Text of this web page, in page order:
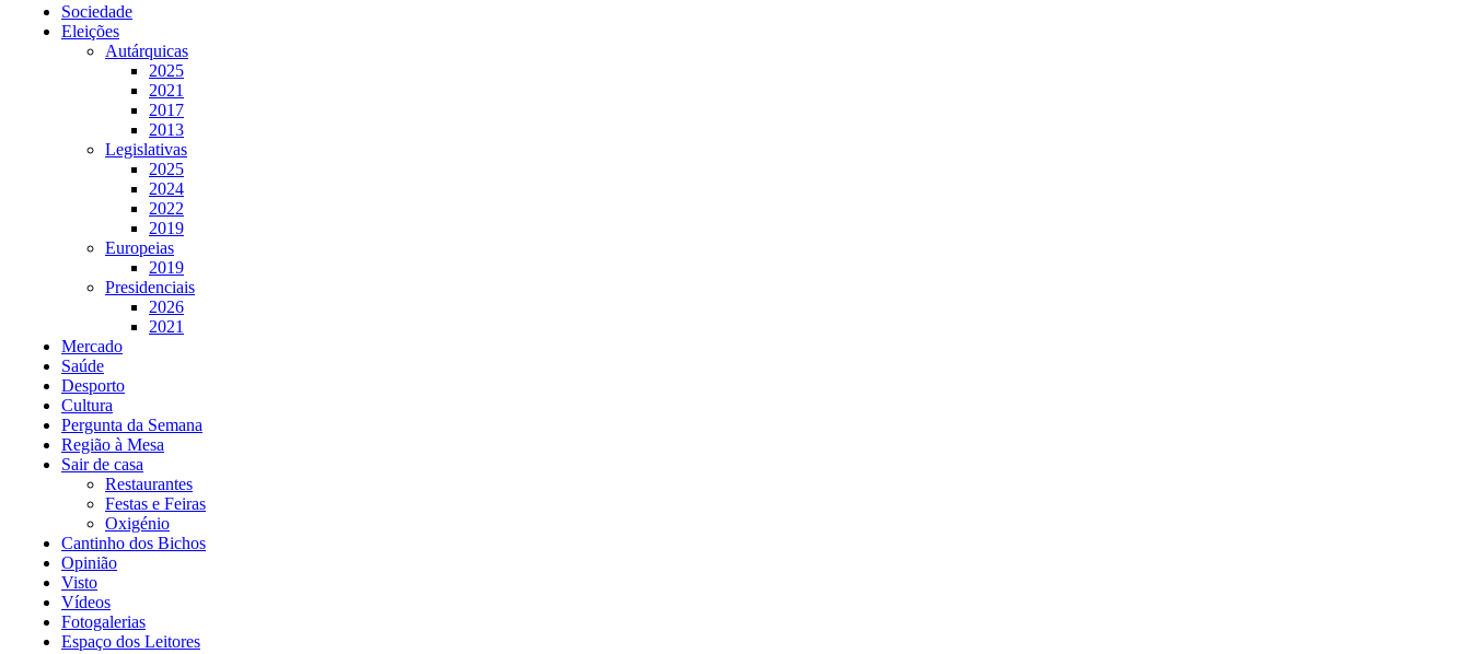
Sociedade
Eleições
Autárquicas
2025
2021
2017
2013
Legislativas
2025
2024
2022
2019
Europeias
2019
Presidenciais
2026
2021
Mercado
Saúde
Desporto
Cultura
Pergunta da Semana
Região à Mesa
Sair de casa
Restaurantes
Festas e Feiras
Oxigénio
Cantinho dos Bichos
Opinião
Visto
Vídeos
Fotogalerias
Espaço dos Leitores